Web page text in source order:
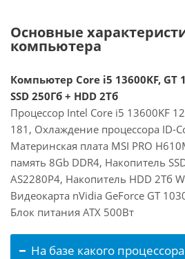
Основные
компьютера
Компьютер Core i5 13600KF, GT
SSD 250Гб + HDD 2Тб
Процессор Intel Core i5 13600KF
181, Охлаждение процессора ID-
Материнская плата MSI PRO
память 8Gb DDR4, Накопитель
AS2280P4, Накопитель HDD 2Тб
Видеокарта nVidia GeForce GT
Блок питания ATX 500Вт
На базе какого